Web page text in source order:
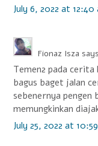
July 6, 2022 at 12:40
Fionaz Isza
Temen2 pada
bagus baget jalan
sebenernya pengen
memungkinkan
July 25, 2022 at